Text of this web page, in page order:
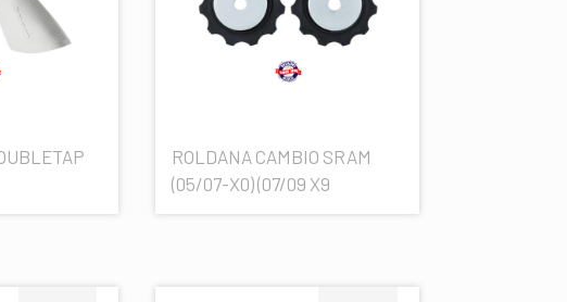
ROLDANA CAMBIO SRAM
(05/07-X0) (07/09 X9